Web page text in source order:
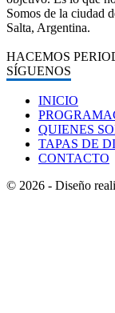
Somos de la ciudad
Salta, Argentina.
HACEMOS
SÍGUENOS
INICIO
QUIENES
TAPAS DE
CONTACTO
© 2026 - Diseño